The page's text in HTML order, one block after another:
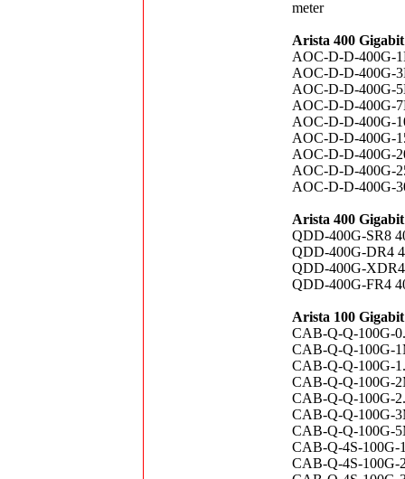
meter
Arista 400
AOC-D-D-400G-
AOC-D-D-400G-
AOC-D-D-400G-
AOC-D-D-400G-
AOC-D-D-400G-
AOC-D-D-400G-
AOC-D-D-400G-
AOC-D-D-400G-
AOC-D-D-400G-
Arista 400
QDD-400G-SR8
QDD-400G-DR4
QDD-400G-XDR4
QDD-400G-FR4
Arista 100
CAB-Q-Q-100G-
CAB-Q-Q-100G-
CAB-Q-Q-100G-
CAB-Q-Q-100G-
CAB-Q-Q-100G-
CAB-Q-Q-100G-
CAB-Q-Q-100G-
CAB-Q-4S-100G-
CAB-Q-4S-100G-